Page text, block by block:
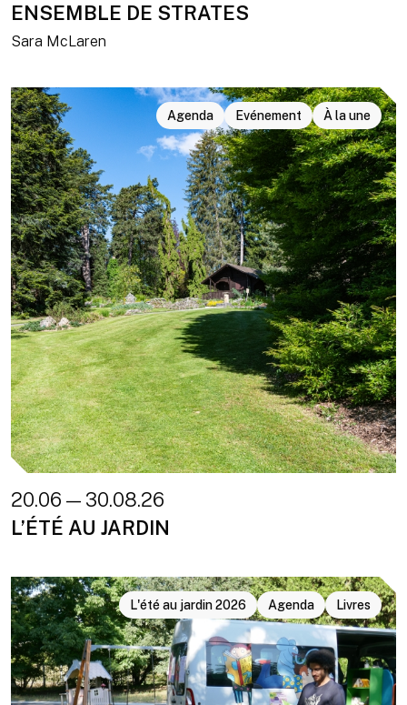
ENSEMBLE DE STRATES
Sara McLaren
Agenda Evénement À la une
20.06 — 30.08.26
L’ÉTÉ AU JARDIN
L'été au jardin 2026 Agenda Livres